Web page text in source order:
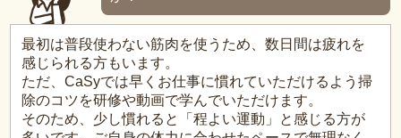
最初は普段使わない筋肉を使うため、数日間は疲れを
感じられる方もいます。
ただ、CaSyでは早くお仕事に慣れていただけるよう掃
除のコツを研修や動画で学んでいただけます。
そのため、少し慣れると「程よい運動」と感じる方が